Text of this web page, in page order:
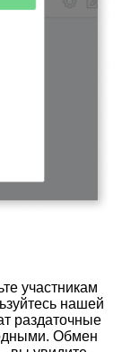
участникам
нашей
раздаточные
Обмен